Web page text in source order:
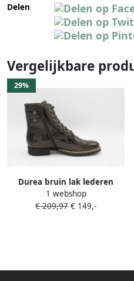
Delen
Vergelijkbare
29%
Durea bruin lak lederen
veter bootie biker boot-h- (
smaller)maat
1 webshop
€ 209,97 € 149,-